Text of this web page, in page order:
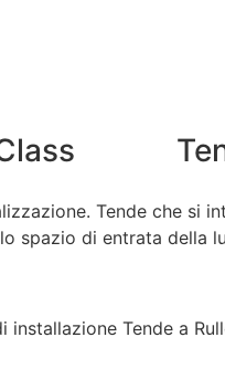
Tende che si
spazio di entrata della
installazione Tende a